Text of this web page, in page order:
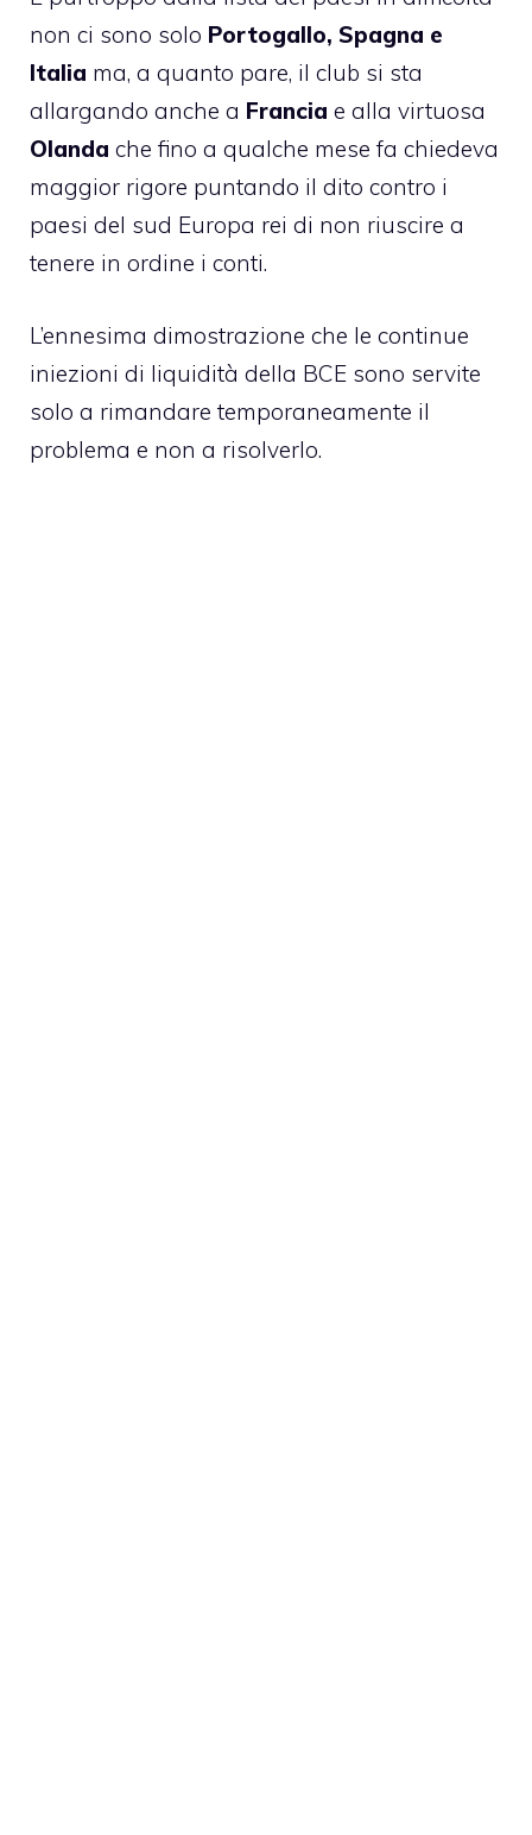
non ci sono solo Portogallo, Spagna e
Italia ma, a quanto pare, il club si sta
allargando anche a Francia e alla virtuosa
Olanda che fino a qualche mese fa chiedeva
maggior rigore puntando il dito contro i
paesi del sud Europa rei di non riuscire a
tenere in ordine i conti.
L’ennesima dimostrazione che le continue
iniezioni di liquidità della BCE sono servite
solo a rimandare temporaneamente il
problema e non a risolverlo.